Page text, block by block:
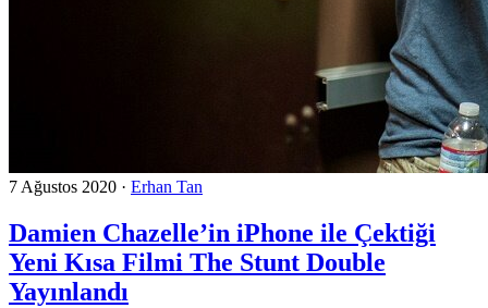
7 Ağustos 2020 · Erhan Tan
Damien Chazelle’in iPhone ile Çektiği
Yeni Kısa Filmi The Stunt Double
Yayınlandı